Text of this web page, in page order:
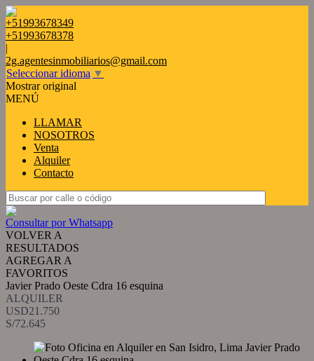
+51993678349
+51993678378
|
2g.agentesinmobiliarios@gmail.com
Seleccionar idioma ▼
Mostrar original
MENÚ
LLAMAR
NOSOTROS
Venta
Alquiler
Contacto
Consultar por Whatsapp
VOLVER A
RESULTADOS
AGREGAR A
FAVORITOS
Javier Prado Oeste Cdra 16 esquina
ALQUILER
USD21.750
S/72.645